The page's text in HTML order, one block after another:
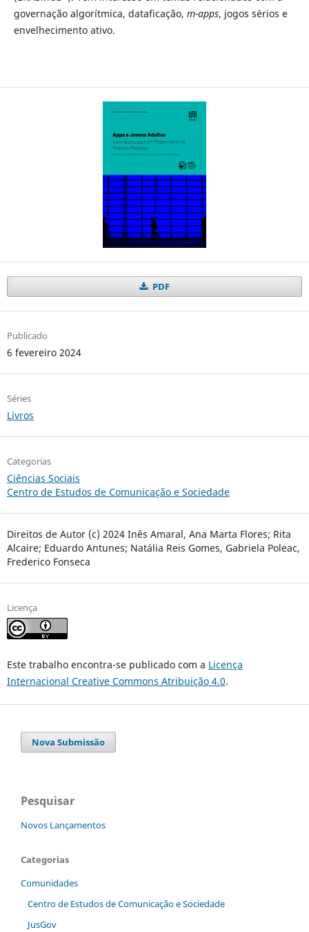
governação algorítmica, dataficação, m-apps, jogos sérios e
envelhecimento ativo.
PDF
Publicado
6 fevereiro 2024
Séries
Livros
Categorias
Ciências Sociais
Centro de Estudos de Comunicação e Sociedade
Direitos de Autor (c) 2024 Inês Amaral, Ana Marta Flores; Rita
Alcaire; Eduardo Antunes; Natália Reis Gomes, Gabriela Poleac,
Frederico Fonseca
Licença
Este trabalho encontra-se publicado com a Licença
Internacional Creative Commons Atribuição 4.0.
Nova Submissão
Pesquisar
Novos Lançamentos
Categorias
Comunidades
Centro de Estudos de Comunicação e Sociedade
JusGov